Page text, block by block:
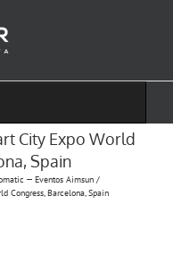
City Expo World
Spain
— Eventos Aimsun
Congress, Barcelona, Spain